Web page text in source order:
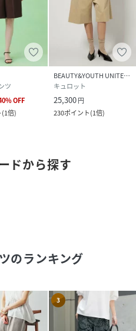
ツ
%OFF
(1倍)
BEAUTY&YOUTH UNITED ARROWS
キュロット
25,300円
230ポイント(1倍)
ドから探す
のランキング
3